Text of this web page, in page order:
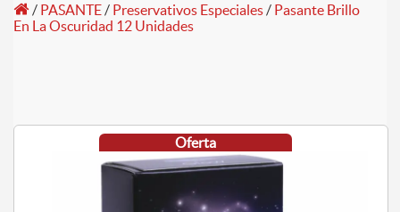
/ PASANTE/ Preservativos Especiales/ Pasante Brillo
En La Oscuridad 12 Unidades
Oferta